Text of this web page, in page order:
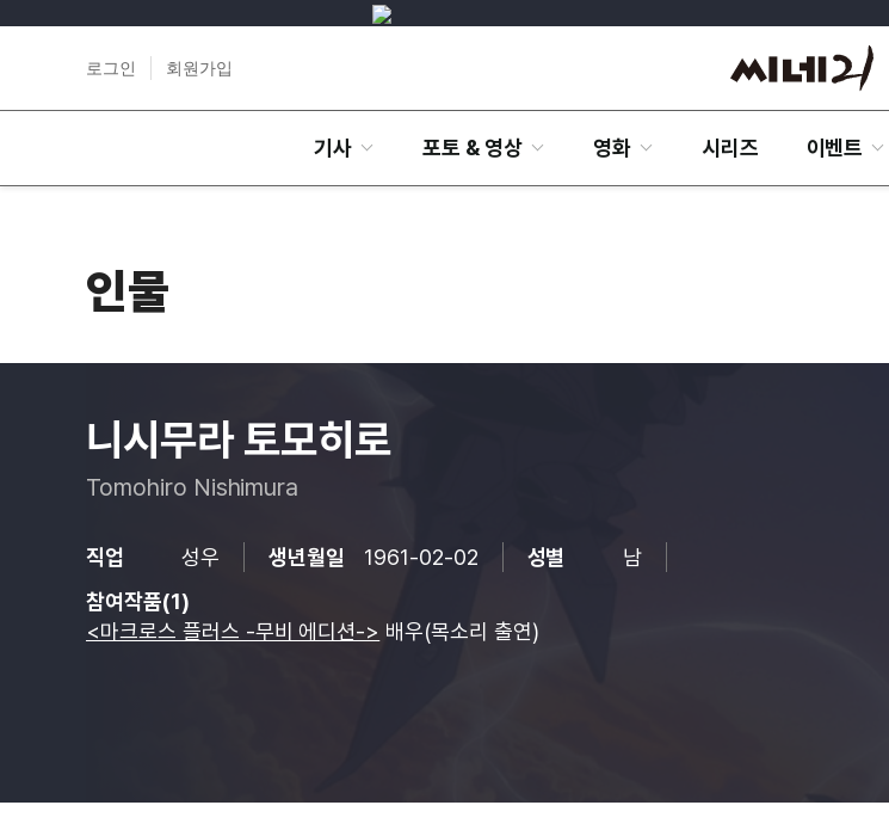
로그인 회원가입
기사 포토 & 영상 영화 시리즈 이벤트
인물
니시무라 토모히로
Tomohiro Nishimura
직업 성우 생년월일 1961-02-02 성별
남
참여작품(1)
<마크로스 플러스 -무비 에디션-> 배우(목소리 출연)